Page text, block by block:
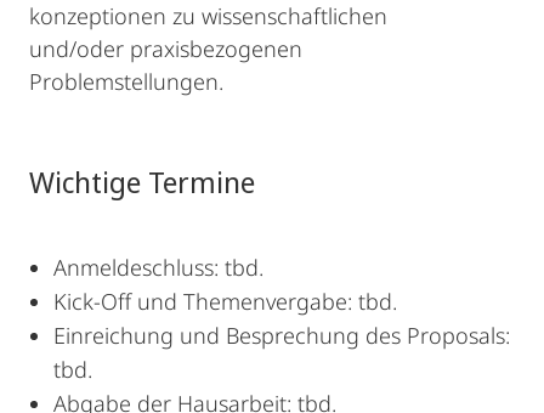
konzeptionen zu wissen­schaftlichen
und/oder praxisbezogenen
Problemstellungen.
Wichtige Termine
Anmeldeschluss: tbd.
Kick-Off und Themenvergabe: tbd.
Einreichung und Besprechung des Proposals:
tbd.
Abgabe der Hausarbeit: tbd.